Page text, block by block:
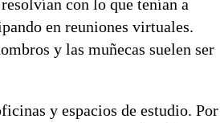
con lo que tenían a
en reuniones virtuales.
y las muñecas suelen ser
y espacios de estudio. Por